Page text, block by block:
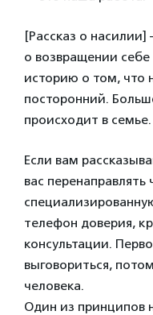
[Рассказ о
о возвращении
историю о том, что
посторонний.
происходит в семье.
Если вам
вас перенаправлять
телефон доверия,
консультации.
выговориться,
человека.
Один из